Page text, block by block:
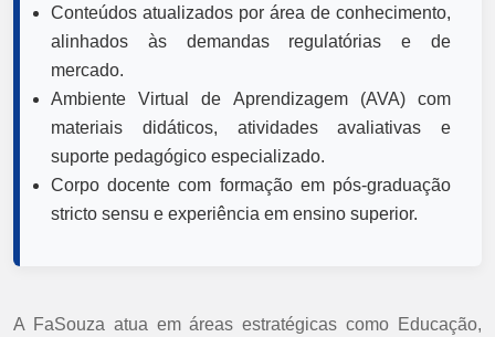
Conteúdos atualizados por área de conhecimento,
alinhados às demandas regulatórias e de
mercado.
Ambiente Virtual de Aprendizagem (AVA) com
materiais didáticos, atividades avaliativas e
suporte pedagógico especializado.
Corpo docente com formação em pós-graduação
stricto sensu e experiência em ensino superior.
A FaSouza atua em áreas estratégicas como Educação,